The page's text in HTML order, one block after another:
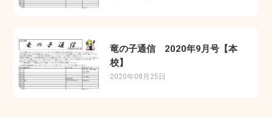
竜の子通信 2020年9月号【本
校】
2020年08月25日